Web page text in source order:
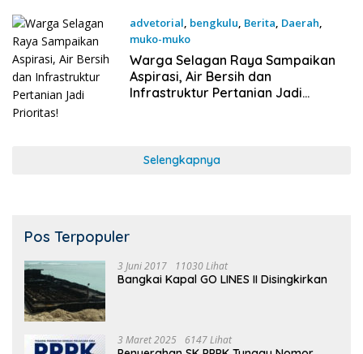
advetorial, bengkulu, Berita, Daerah,
muko-muko
19 September 2025
Warga Selagan Raya Sampaikan
Aspirasi, Air Bersih dan
Infrastruktur Pertanian Jadi
Selengkapnya
Pos Terpopuler
3 Juni 2017 11030 Lihat
Bangkai Kapal GO LINES II Disingkirkan
3 Maret 2025 6147 Lihat